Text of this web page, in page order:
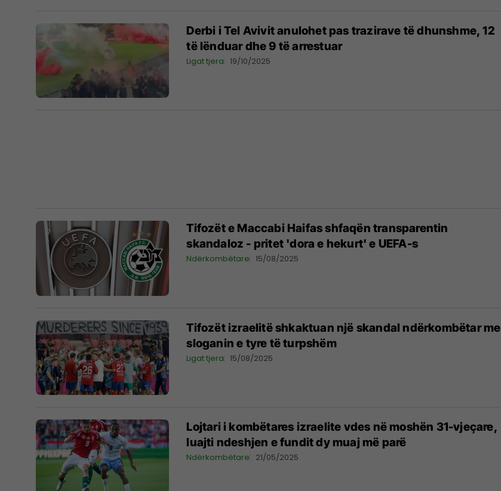
Derbi i Tel Avivit anulohet pas trazirave të dhunshme, 12
të lënduar dhe 9 të arrestuar
Ligat tjera 19/10/2025
Tifozët e Maccabi Haifas shfaqën transparentin
skandaloz - pritet 'dora e hekurt' e UEFA-s
Ndërkombëtare 15/08/2025
Tifozët izraelitë shkaktuan një skandal ndërkombëtar me
sloganin e tyre të turpshëm
Ligat tjera 15/08/2025
Lojtari i kombëtares izraelite vdes në moshën 31-vjeçare,
luajti ndeshjen e fundit dy muaj më parë
Ndërkombëtare 21/05/2025